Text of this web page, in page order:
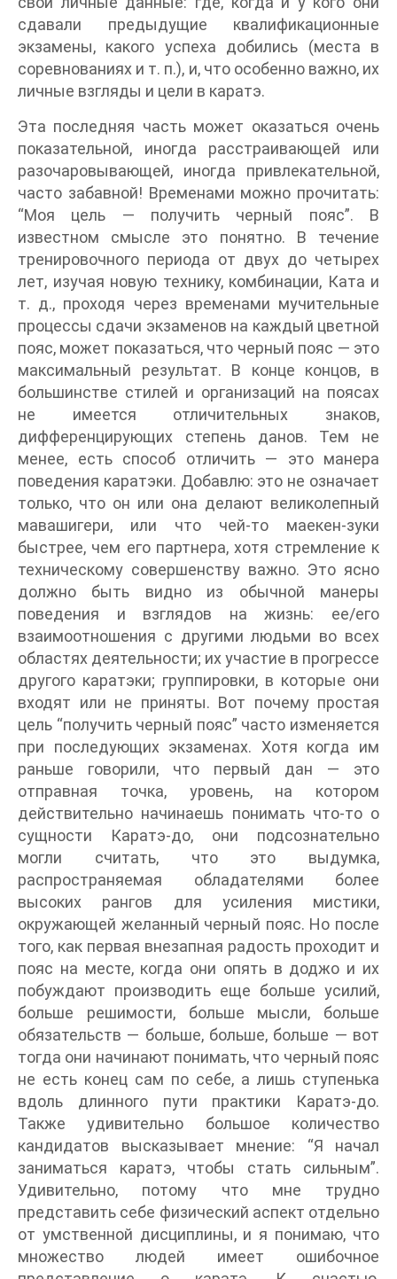
сдавали предыдущие квалификационные
экзамены, какого успеха добились (места в
соревнованиях и т. п.), и, что особенно важно, их
личные взгляды и цели в каратэ.
Эта последняя часть может оказаться очень
показательной, иногда расстраивающей или
разочаровывающей, иногда привлекательной,
часто забавной! Временами можно прочитать:
“Моя цель — получить черный пояс”. В
известном смысле это понятно. В течение
тренировочного периода от двух до четырех
лет, изучая новую технику, комбинации, Ката и
т. д., проходя через временами мучительные
процессы сдачи экзаменов на каждый цветной
пояс, может показаться, что черный пояс — это
максимальный результат. В конце концов, в
большинстве стилей и организаций на поясах
не имеется отличительных знаков,
дифференцирующих степень данов. Тем не
менее, есть способ отличить — это манера
поведения каратэки. Добавлю: это не означает
только, что он или она делают великолепный
мавашигери, или что чей-то маекен-зуки
быстрее, чем его партнера, хотя стремление к
техническому совершенству важно. Это ясно
должно быть видно из обычной манеры
поведения и взглядов на жизнь: ее/его
взаимоотношения с другими людьми во всех
областях деятельности; их участие в прогрессе
другого каратэки; группировки, в которые они
входят или не приняты. Вот почему простая
цель “получить черный пояс” часто изменяется
при последующих экзаменах. Хотя когда им
раньше говорили, что первый дан — это
отправная точка, уровень, на котором
действительно начинаешь понимать что-то о
сущности Каратэ-до, они подсознательно
могли считать, что это выдумка,
распространяемая обладателями более
высоких рангов для усиления мистики,
окружающей желанный черный пояс. Но после
того, как первая внезапная радость проходит и
пояс на месте, когда они опять в доджо и их
побуждают производить еще больше усилий,
больше решимости, больше мысли, больше
обязательств — больше, больше, больше — вот
тогда они начинают понимать, что черный пояс
не есть конец сам по себе, а лишь ступенька
вдоль длинного пути практики Каратэ-до.
Также удивительно большое количество
кандидатов высказывает мнение: “Я начал
заниматься каратэ, чтобы стать сильным”.
Удивительно, потому что мне трудно
представить себе физический аспект отдельно
от умственной дисциплины, и я понимаю, что
множество людей имеет ошибочное